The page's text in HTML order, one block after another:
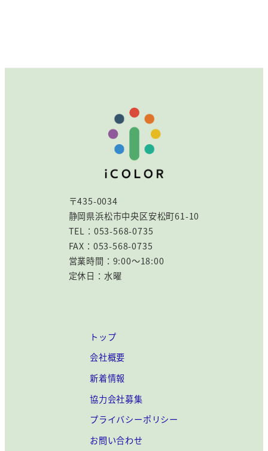
〒435-0034
静岡県浜松市中央区安松町61-10
TEL：053-568-0735
FAX：053-568-0735
営業時間：9:00～18:00
定休日：水曜
トップ
会社概要
新着情報
協力会社募集
プライバシーポリシー
お問い合わせ